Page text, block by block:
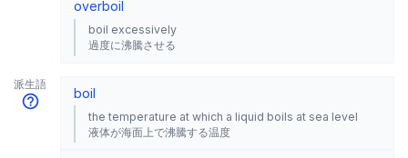
overboil
boil excessively
過度に沸騰させる
派生語
boil
the temperature at which a liquid boils at sea level
液体が海面上で沸騰する温度